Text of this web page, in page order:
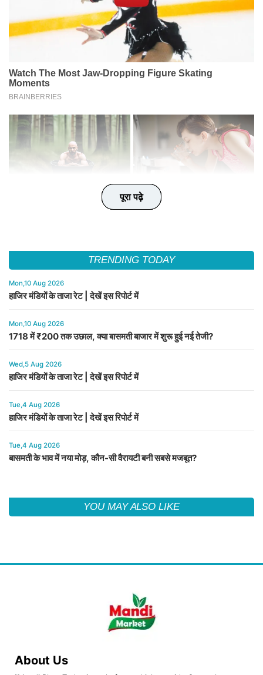
पूरा पढ़े
पूरा पढ़े
पूरा पढ़े
पूरा पढ़े
पूरा पढ़े
TRENDING TODAY
Mon,10 Aug 2026
हाजिर मंडियों के ताजा रेट | देखें इस रिपोर्ट में
Mon,10 Aug 2026
1718 में ₹200 तक उछाल, क्या बासमती बाजार में शुरू हुई नई तेजी?
Wed,5 Aug 2026
हाजिर मंडियों के ताजा रेट | देखें इस रिपोर्ट में
Tue,4 Aug 2026
हाजिर मंडियों के ताजा रेट | देखें इस रिपोर्ट में
Tue,4 Aug 2026
बासमती के भाव में नया मोड़, कौन-सी वैरायटी बनी सबसे मजबूत?
YOU MAY ALSO LIKE
About Us